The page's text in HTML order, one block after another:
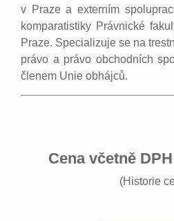
v Praze a externím
komparatistiky Právnické
Praze. Specializuje se na
právo a právo obchodních
členem Unie obhájců.
Cena včetně
(Historie